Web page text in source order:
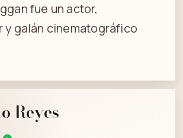
fue un actor,
y galán cinematográfico
Reyes